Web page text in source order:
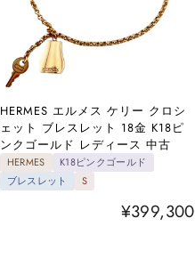
HERMES エルメス ケリー クロシ
ェット ブレスレット 18金 K18ピ
ンクゴールド レディース 中古
HERMES
K18ピンクゴールド
ブレスレット
S
¥399,300